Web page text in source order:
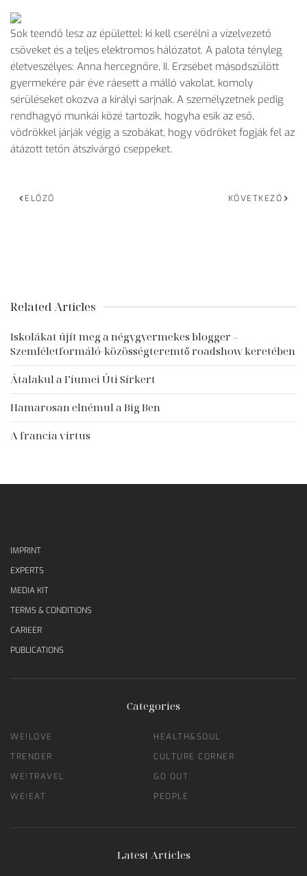
Sok teendő lesz az épülettel: ki kell cserélni a vízelvezető
csöveket és a teljes elektromos hálózatot. A palota tényleg
életveszélyes: Anna hercegnőre, II. Erzsébet másodszülött
gyermekére pár éve ráesett a málló vakolat, komoly
sérüléseket okozva a királyi sarjnak. A személyzetnek pedig
rendhagyó munkái közé tartozik, hogyha esik az eső,
vödrökkel járják végig a szobákat, hogy vödröket fogják fel az
átázott tetőn átszivárgó cseppeket.
ELŐZŐ KÖVETKEZŐ
Related Articles
Iskolákat újít meg a négygyermekes blogger –
Szemléletformáló-közösségteremtő roadshow keretében
Átalakul a Fiumei Úti Sírkert
Hamarosan elnémul a Big Ben
A francia virtus
IMPRINT
EXPERTS
MEDIA KIT
TERMS & CONDITIONS
CARIEER
PUBLICATIONS
Categories
WE!LOVE
TRENDER
WE!TRAVEL
WE!EAT
HEALTH&SOUL
CULTURE CORNER
GO OUT
PEOPLE
Latest Articles